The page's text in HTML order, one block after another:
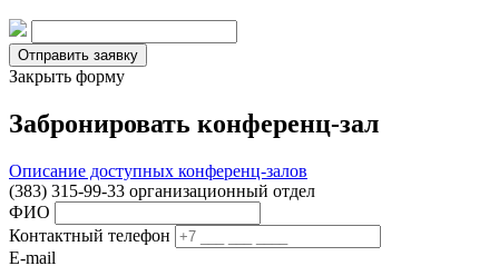
Закрыть форму
Забронировать конференц-зал
Описание доступных конференц-залов
(383) 315-99-33 организационный отдел
ФИО
Контактный телефон
E-mail